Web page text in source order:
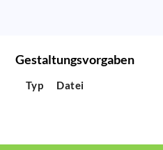
Gestaltungsvorgaben
Typ Datei